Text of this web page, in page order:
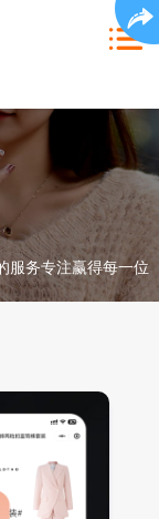
服务专注赢得每一位